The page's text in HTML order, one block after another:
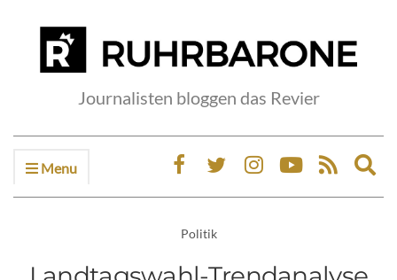
Journalisten bloggen das Revier
Menu
Politik